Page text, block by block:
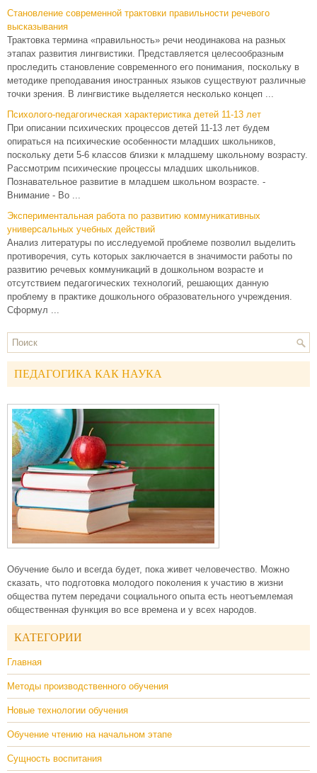
Становление современной трактовки правильности речевого
высказывания
Трактовка термина «правильность» речи неодинакова на разных
этапах развития лингвистики. Представляется целесообразным
проследить становление современного его понимания, поскольку в
методике преподавания иностранных языков существуют различные
точки зрения. В лингвистике выделяется несколько концеп ...
Психолого-педагогическая характеристика детей 11-13 лет
При описании психических процессов детей 11-13 лет будем
опираться на психические особенности младших школьников,
поскольку дети 5-6 классов близки к младшему школьному возрасту.
Рассмотрим психические процессы младших школьников.
Познавательное развитие в младшем школьном возрасте. -
Внимание - Во ...
Экспериментальная работа по развитию коммуникативных
универсальных учебных действий
Анализ литературы по исследуемой проблеме позволил выделить
противоречия, суть которых заключается в значимости работы по
развитию речевых коммуникаций в дошкольном возрасте и
отсутствием педагогических технологий, решающих данную
проблему в практике дошкольного образовательного учреждения.
Сформул ...
ПЕДАГОГИКА КАК НАУКА
Обучение было и всегда будет, пока живет человечество. Можно
сказать, что подготовка молодого поколения к участию в жизни
общества путем передачи социального опыта есть неотъемлемая
общественная функция во все времена и у всех народов.
КАТЕГОРИИ
Главная
Методы производственного обучения
Новые технологии обучения
Обучение чтению на начальном этапе
Сущность воспитания